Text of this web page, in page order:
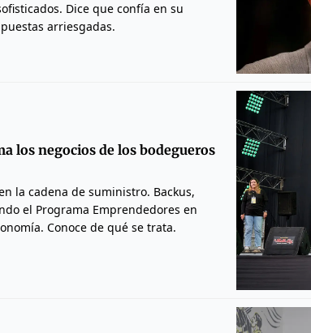
Dice que confía en su
arriesgadas.
los negocios de los bodegueros
la cadena de suministro. Backus,
el Programa Emprendedores en
Conoce de qué se trata.